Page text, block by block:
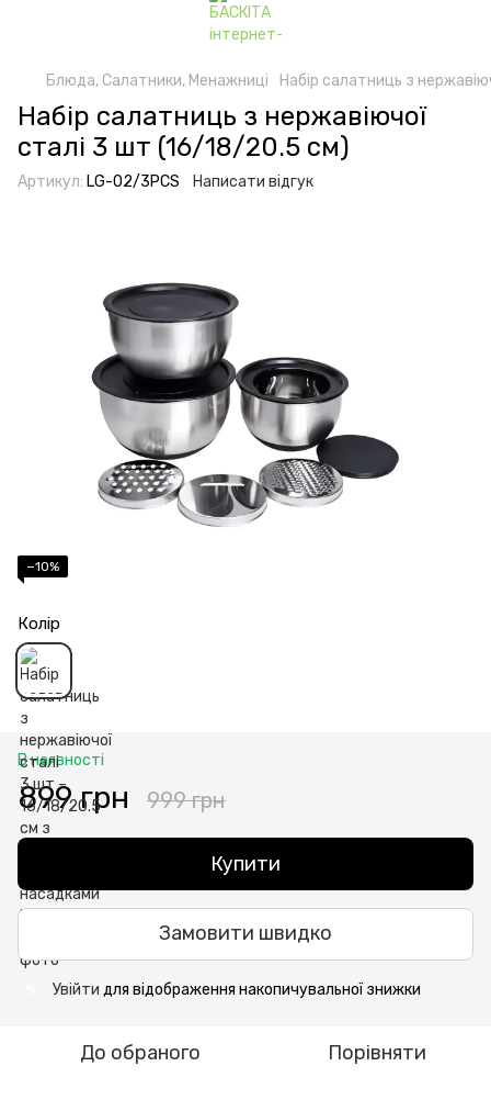
Блюда, Салатники, Менажниці Набір салатниць з
Набір салатниць з нержавіючої
сталі 3 шт (16/18/20.5 см)
Артикул: LG-02/3PCS Написати відгук
−10%
Колір
В наявності
899 грн 999 грн
Купити
Замовити швидко
Увійти для відображення накопичувальної знижки
До обраного Порівняти